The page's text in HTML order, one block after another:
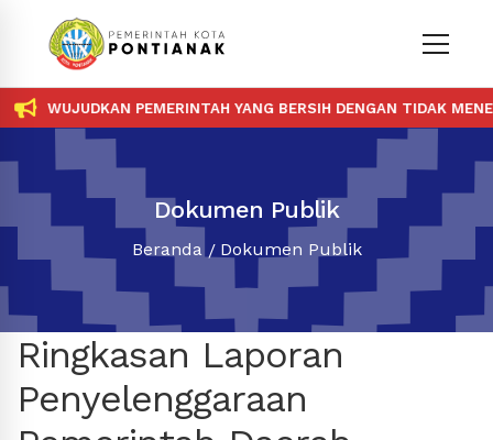
WUJUDKAN PEMERINTAH YANG BERSIH DENGAN TIDAK
Dokumen Publik
Beranda Dokumen Publik
Ringkasan Laporan
Penyelenggaraan